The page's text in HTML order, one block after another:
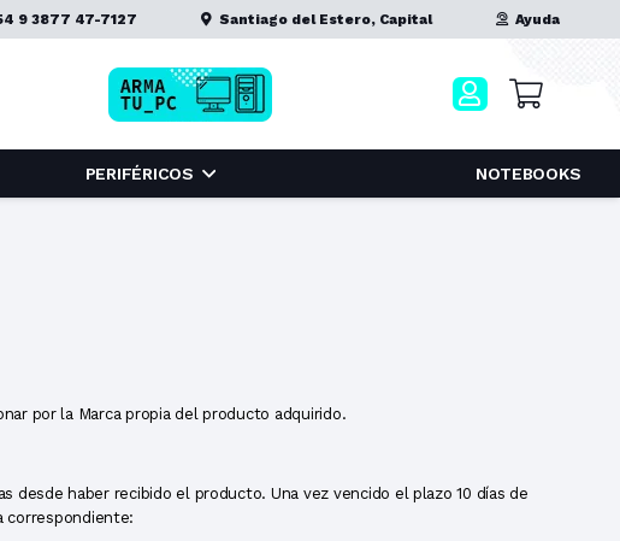
9 3877 47-7127 Santiago del Estero, Capital Ayuda
PERIFÉRICOS NOTEBOOKS
por la Marca propia del producto adquirido.
desde haber recibido el producto. Una vez vencido el plazo 10 días de
correspondiente: